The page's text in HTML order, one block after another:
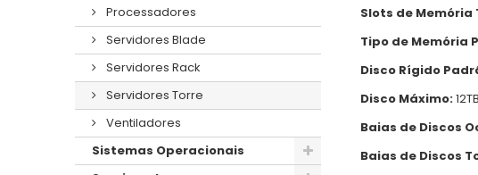
Processadores
Servidores Blade
Servidores Rack
Servidores Torre
Ventiladores
Sistemas Operacionais
Slots de Memória
Tipo de Memória
Disco Rígido
Disco Máximo:
Baias de Discos
Baias de Discos